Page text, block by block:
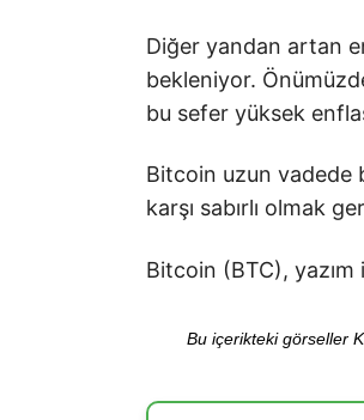
Diğer yandan artan
bekleniyor.
bu sefer yüksek
Bitcoin uzun vadede
karşı sabırlı olmak
Bitcoin (BTC),
Bu içerikteki görseller